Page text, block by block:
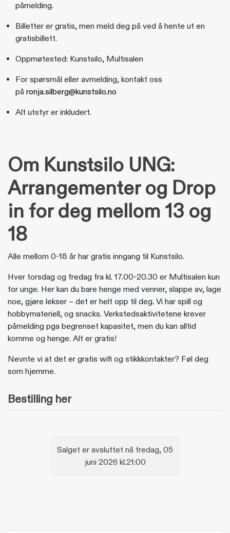
påmelding.
Billetter er gratis, men meld deg på ved å hente ut en
gratisbillett.
Oppmøtested: Kunstsilo, Multisalen
For spørsmål eller avmelding, kontakt oss
på ronja.silberg@kunstsilo.no
Alt utstyr er inkludert.
Om Kunstsilo UNG:
Arrangementer og Drop
in for deg mellom 13 og
18
Alle mellom 0-18 år har gratis inngang til Kunstsilo.
Hver torsdag og fredag fra kl. 17.00-20.30 er Multisalen kun
for unge. Her kan du bare henge med venner, slappe av, lage
noe, gjøre lekser – det er helt opp til deg. Vi har spill og
hobbymateriell, og snacks. Verkstedsaktivitetene krever
påmelding pga begrenset kapasitet, men du kan alltid
komme og henge. Alt er gratis!
Nevnte vi at det er gratis wifi og stikkkontakter? Føl deg
som hjemme.
Bestilling her
Salget er avsluttet nå fredag, 05
juni 2026 kl.21:00